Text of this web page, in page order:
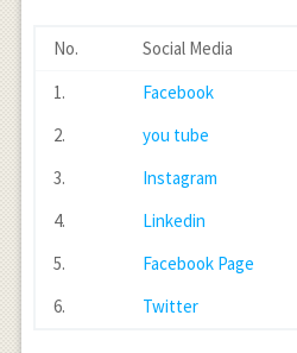
No. Social Media
1.
Facebook
2.
you tube
3.
Instagram
4.
Linkedin
5.
Facebook Page
6.
Twitter